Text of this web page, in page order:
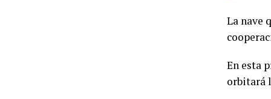
La nave
En esta
orbitará